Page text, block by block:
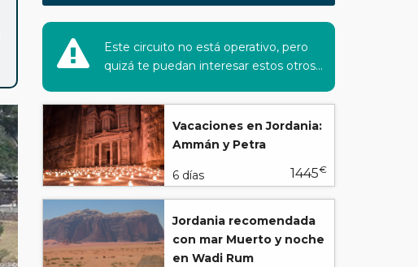
Este circuito no está operativo, pero
quizá te puedan interesar estos otros...
Vacaciones en Jordania:
Ammán y Petra
6 días 1445€
Jordania recomendada
con mar Muerto y noche
en Wadi Rum